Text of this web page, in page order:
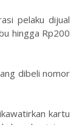
pelaku dijual
hingga Rp200
dibeli nomor
kartu